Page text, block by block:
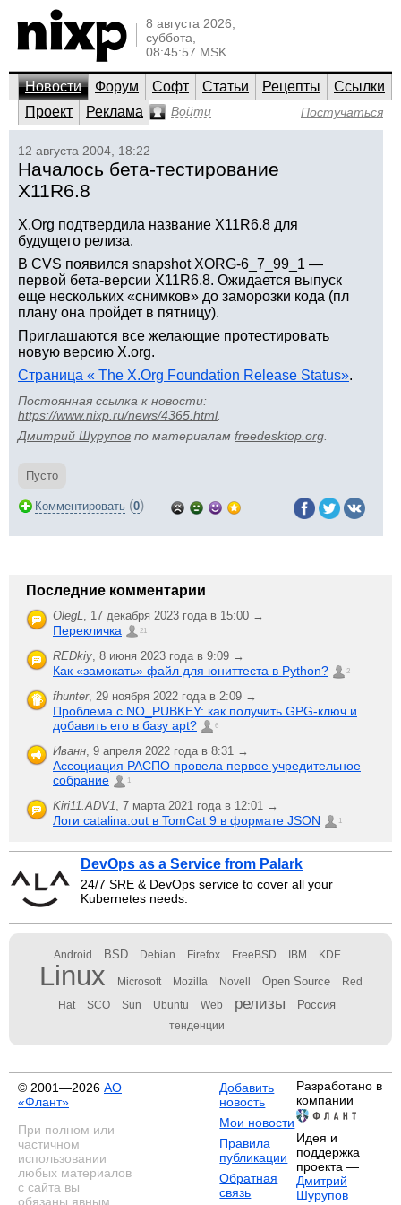
8 августа 2026,
суббота,
08:45:57 MSK
Новости Форум Софт Статьи Рецепты
Ссылки
Проект
Реклама Войти Постучаться
12 августа 2004, 18:22
Началось бета-тестирование
X11R6.8
X.Org подтвердила название X11R6.8 для
будущего релиза.
В CVS появился snapshot XORG-6_7_99_1 —
первой бета-версии X11R6.8. Ожидается выпуск
еще нескольких «снимков» до заморозки кода (пл
плану она пройдет в пятницу).
Приглашаются все желающие протестировать
новую версию X.org.
Страница « The X.Org Foundation Release Status».
Постоянная ссылка к новости:
https://www.nixp.ru/news/4365.html.
Дмитрий Шурупов по материалам freedesktop.org
Пусто
Комментировать (0)
Последние комментарии
OlegL, 17 декабря 2023 года в 15:00 →
Перекличка 21
REDkiy, 8 июня 2023 года в 9:09 →
Как «замокать» файл для юниттеста в Python? 2
fhunter, 29 ноября 2022 года в 2:09 →
Проблема с NO_PUBKEY: как получить GPG-ключ и
добавить его в базу apt?
6
Иванн, 9 апреля 2022 года в 8:31 →
Ассоциация РАСПО провела первое учредительное
собрание
1
Kiri11.ADV1, 7 марта 2021 года в 12:01 →
Логи catalina.out в TomCat 9 в формате JSON 1
DevOps as a Service from Palark
24/7 SRE & DevOps service to cover all your
Kubernetes needs.
Android BSD Debian Firefox FreeBSD IBM KDE
Linux Microsoft Mozilla Novell Open Source Red
Hat SCO Sun Ubuntu Web релизы Россия
тенденции
© 2001—2026 АО
«Флант»
При полном или
частичном
использовании
любых материалов
с сайта вы
обязаны явным
Добавить
новость
Мои новости
Правила
публикации
Обратная
связь
Разработано в
компании
Идея и
поддержка
проекта —
Дмитрий
Шурупов